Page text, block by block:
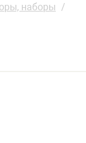
наборы